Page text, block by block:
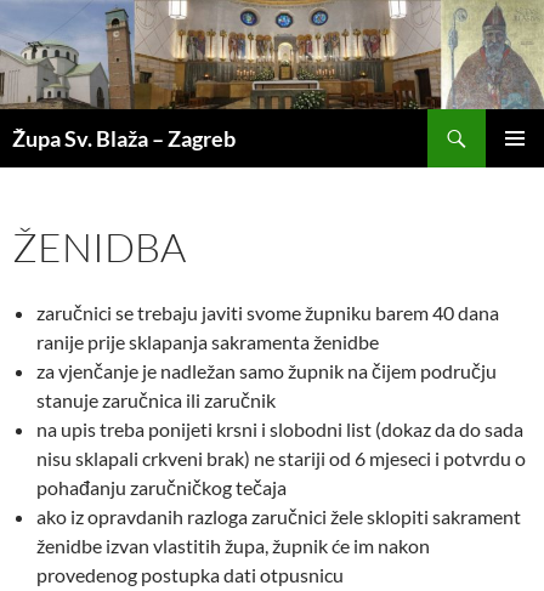
Župa Sv. Blaža – Zagreb
ŽENIDBA
zaručnici se trebaju javiti svome župniku barem 40 dana
ranije prije sklapanja sakramenta ženidbe
za vjenčanje je nadležan samo župnik na čijem području
stanuje zaručnica ili zaručnik
na upis treba ponijeti krsni i slobodni list (dokaz da do sada
nisu sklapali crkveni brak) ne stariji od 6 mjeseci i potvrdu o
pohađanju zaručničkog tečaja
ako iz opravdanih razloga zaručnici žele sklopiti sakrament
ženidbe izvan vlastitih župa, župnik će im nakon
provedenog postupka dati otpusnicu